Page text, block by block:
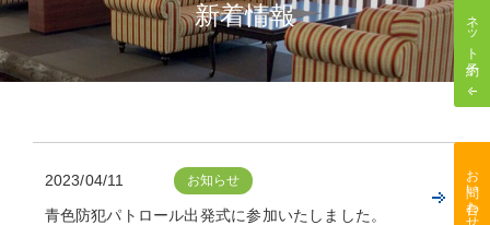
新着情報
2023/04/11 お知らせ
青色防犯パトロール出発式に参加いたしました。
ネット予約
お問い合わせ